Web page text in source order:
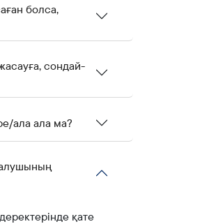
болса,
сондай-
ала ала ма?
қате